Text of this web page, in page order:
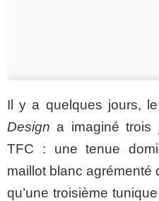
Il y a quelques jours,
Design a imaginé trois
TFC : une tenue
maillot blanc agrémenté
qu’une troisième